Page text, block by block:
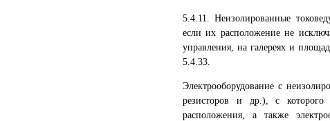
5.4.11. Неизолированные
если их расположение не
управления, на галереях и
5.4.33.
Электрооборудование с
резисторов и др.), с которого
расположения, а также